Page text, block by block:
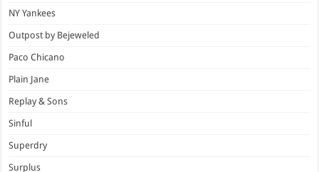
NY Yankees
Outpost by Bejeweled
Paco Chicano
Plain Jane
Replay & Sons
Sinful
Superdry
Surplus